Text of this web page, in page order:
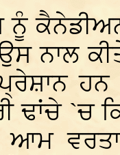
ਨੂੰ
ਨਾਲ
ਹਨ
ਢਾਂਚੇ `ਚ
ਆਮ